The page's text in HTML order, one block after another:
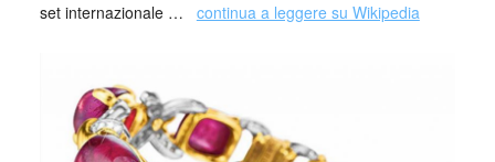
set internazionale … continua a leggere su Wikipedia